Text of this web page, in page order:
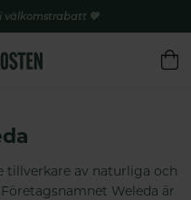
i välkomstrabatt 💚
tillverkare av naturliga och
Weleda är